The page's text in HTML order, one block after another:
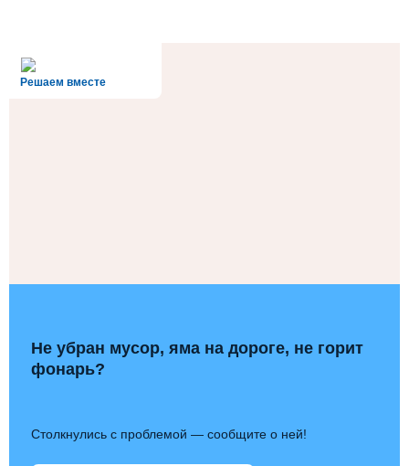
Решаем вместе
Не убран мусор, яма на дороге, не горит
фонарь?
Столкнулись с проблемой — сообщите о ней!